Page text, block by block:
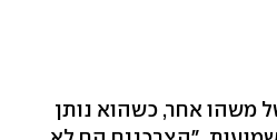
משהו אחר, כשהוא נותן